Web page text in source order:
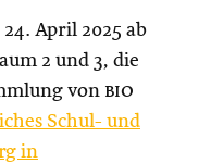
April 2025 ab
2 und 3, die
von bio
Schul- und
in